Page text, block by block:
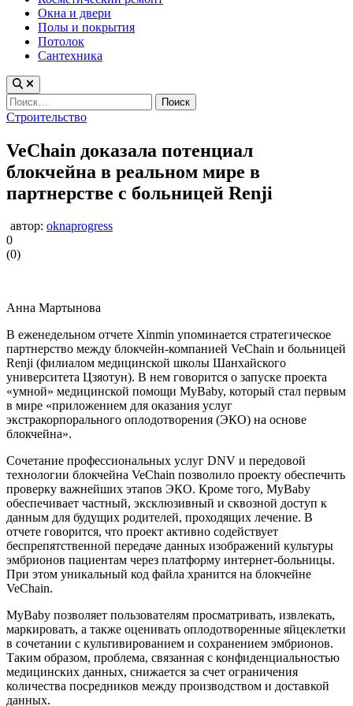
Окна и двери
Полы и покрытия
Потолок
Сантехника
Найти:
Опубликовано
Строительство
VeChain доказала потенциал
блокчейна в реальном мире в
партнерстве с больницей Renji
автор: oknaprogress
0
(0)
Анна Мартынова
В еженедельном отчете Xinmin упоминается стратегическое
партнерство между блокчейн-компанией VeChain и больницей
Renji (филиалом медицинской школы Шанхайского
университета Цзяотун). В нем говорится о запуске проекта
«умной» медицинской помощи MyBaby, который стал первым
в мире «приложением для оказания услуг
экстракорпорального оплодотворения (ЭКО) на основе
блокчейна».
Сочетание профессиональных услуг DNV и передовой
технологии блокчейна VeChain позволило проекту обеспечить
проверку важнейших этапов ЭКО. Кроме того, MyBaby
обеспечивает частный, эксклюзивный и сквозной доступ к
данным для будущих родителей, проходящих лечение. В
отчете говорится, что проект активно содействует
беспрепятственной передаче данных изображений культуры
эмбрионов пациентам через платформу интернет-больницы.
При этом уникальный код файла хранится на блокчейне
VeChain.
MyBaby позволяет пользователям просматривать, извлекать,
маркировать, а также оценивать оплодотворенные яйцеклетки
в сочетании с культивированием и сохранением эмбрионов.
Таким образом, проблема, связанная с конфиденциальностью
медицинских данных, снижается за счет ограничения
количества посредников между производством и доставкой
данных.